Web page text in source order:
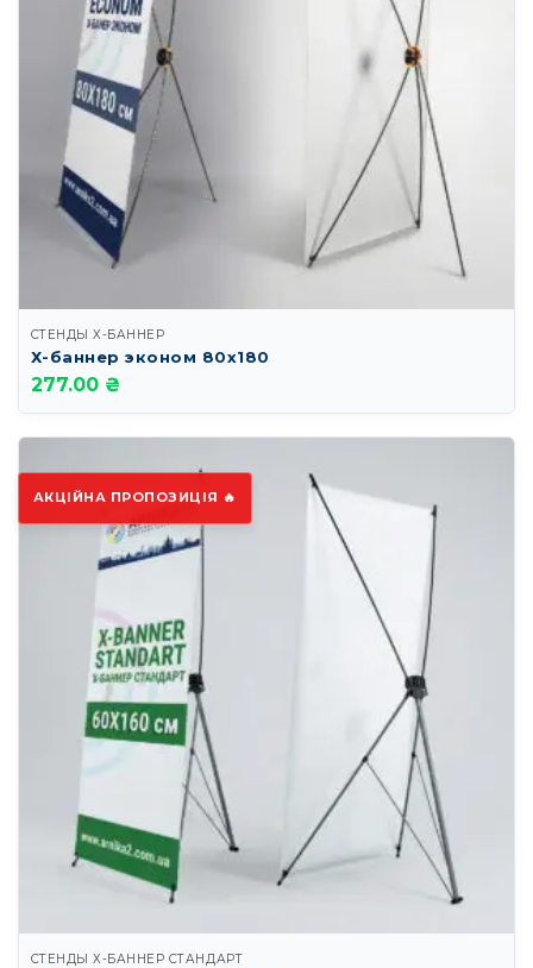
СТЕНДЫ Х-БАННЕР
Х-баннер эконом 80х180
277.00 ₴
АКЦІЙНА ПРОПОЗИЦІЯ 🔥
СТЕНДЫ Х-БАННЕР СТАНДАРТ